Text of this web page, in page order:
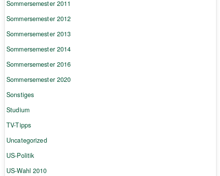
Sommersemester 2011
Sommersemester 2012
Sommersemester 2013
Sommersemester 2014
Sommersemester 2016
Sommersemester 2020
Sonstiges
Studium
TV-Tipps
Uncategorized
US-Politik
US-Wahl 2010